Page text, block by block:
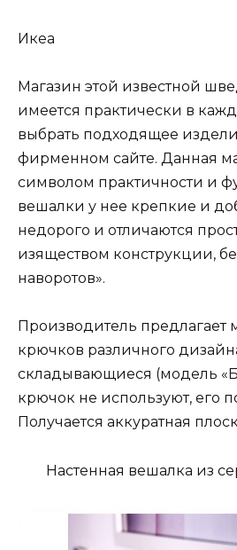
Икеа
Магазин этой известной
имеется практически в
выбрать подходящее
фирменном сайте. Данная
символом практичности и
вешалки у нее крепкие и
недорого и отличаются
изяществом конструкции,
наворотов».
Производитель предлагает
крючков различного
складывающиеся (модель
крючок не используют, его
Получается аккуратная
Настенная вешалка из